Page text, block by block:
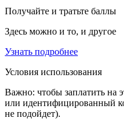
Получайте и тратьте баллы
Здесь можно и то, и другое
Узнать подробнее
Условия использования
Важно: чтобы заплатить на
или идентифицированный
не подойдет).